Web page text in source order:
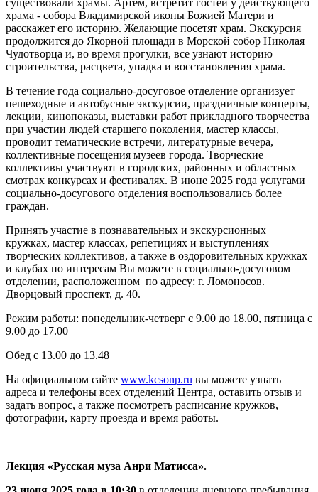
существовали храмы. Артем, встретит гостей у действующего
храма - собора Владимирской иконы Божией Матери и
расскажет его историю. Желающие посетят храм. Экскурсия
продолжится до Якорной площади в Морской собор Николая
Чудотворца и, во время прогулки, все узнают историю
строительства, расцвета, упадка и восстановления храма.
В течение года социально-досуговое отделение организует
пешеходные и автобусные экскурсии, праздничные концерты,
лекции, кинопоказы, выставки работ прикладного творчества
при участии людей старшего поколения, мастер классы,
проводит тематические встречи, литературные вечера,
коллективные посещения музеев города. Творческие
коллективы участвуют в городских, районных и областных
смотрах конкурсах и фестивалях. В июне 2025 года услугами
социально-досугового отделения воспользовались более
граждан.
Принять участие в познавательных и экскурсионных
кружках, мастер классах, репетициях и выступлениях
творческих коллективов, а также в оздоровительных кружках
и клубах по интересам Вы можете в социально-досуговом
отделении, расположенном по адресу: г. Ломоносов.
Дворцовый проспект, д. 40.
Режим работы: понедельник-четверг с 9.00 до 18.00, пятница с
9.00 до 17.00
Обед с 13.00 до 13.48
На официальном сайте www.kcsonp.ru вы можете узнать
адреса и телефоны всех отделений Центра, оставить отзыв и
задать вопрос, а также посмотреть расписание кружков,
фотографии, карту проезда и время работы.
Лекция «Русская муза Анри Матисса».